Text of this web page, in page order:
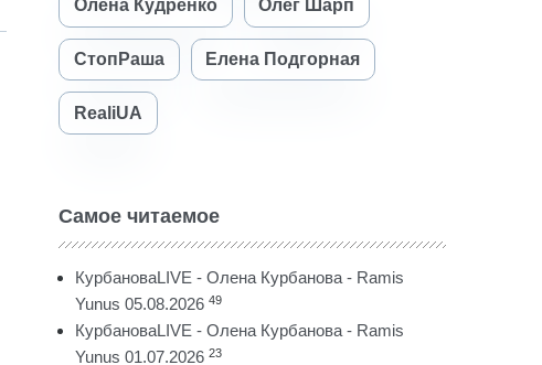
Олена Кудренко Олег Шарп
СтопРаша Елена Подгорная
RealiUA
Самое читаемое
КурбановаLIVE - Олена Курбанова - Ramis
Yunus 05.08.2026 49
КурбановаLIVE - Олена Курбанова - Ramis
Yunus 01.07.2026 23